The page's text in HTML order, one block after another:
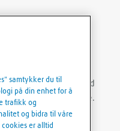
app
den finnes for Android
iOS enheter i App Store.
samtykker du til
på din enhet for å
trafikk og
og bidra til våre
er alltid